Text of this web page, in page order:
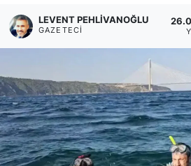
LEVENT PEHLIVANOĞLU
GAZETECI
RÖPORTAJ
SAĞLIK
SARIYER HABERLERİ